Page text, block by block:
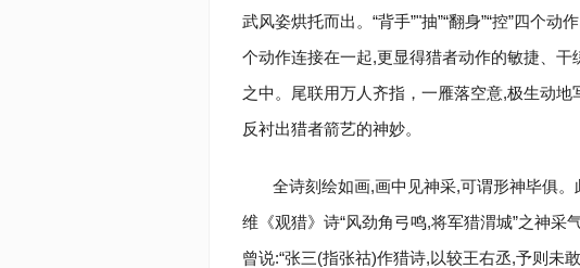
武风姿烘托而出。“背手”"抽”“翻身”“控”四个
个动作连接在一起,更显得猎者动作的敏捷、
之中。尾联用万人齐指，一雁落空意,极生动
反衬出猎者箭艺的神妙。
全诗刻绘如画,画中见神采,可谓形神毕俱
维《观猎》诗“风劲角弓鸣,将军猎渭城”之神采
曾说:“张三(指张祜)作猎诗,以较王右丞,予则未